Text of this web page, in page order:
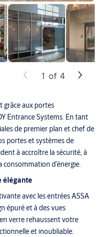
grâce aux portes
Entrance Systems. En tant
de premier plan et chef de
portes et systèmes de
à accroître la sécurité, à
consommation d’énergie.
élégante
avec les entrées ASSA
épuré et à des vues
verre rehaussent votre
et inoubliable.
1 of 4